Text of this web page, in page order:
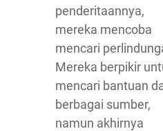
penderitaannya,
mereka mencoba
mencari
Mereka berpikir
mencari bantuan
berbagai sumber,
namun akhirnya